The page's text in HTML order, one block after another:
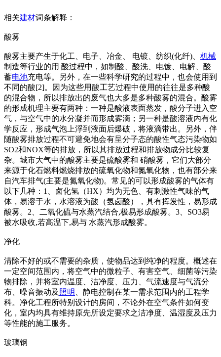
相关建材词条解释：
酸雾
酸雾主要产生于化工、电子、冶金、 电镀、纺织(化纤)、 机械
制造等行业的用 酸过程中，如制酸、酸洗、电镀、电解、酸
蓄电池充电等。另外，在一些科学研究的过程中，也会使用到
不同的酸[2]。因为这些用酸工艺过程中使用的往往是多种酸
的混合物，所以排放出的废气也大多是多种酸雾的混合。酸雾
的形成机理主要有两种：一种是酸液表面蒸发，酸分子进入空
气，与空气中的水分凝并而形成雾滴；另一种是酸溶液内有化
学反应，形成气泡上浮到液面后爆破，将液滴带出。另外，伴
随酸雾排放过程不可避免地会有呈分子态的酸性气态污染物如
SO2和NOX等的排放，所以其排放过程和排放物成分比较复
杂。城市大气中的酸雾主要是硫酸雾和 硝酸雾，它们大部分
来源于化石燃料燃烧排放的硫氧化物和氮氧化物，也有部分来
自汽车排气(主要是氮氧化物)。常见的可以形成酸雾的气体有
以下几种：1、卤化氢（HX）均为无色、有刺激性气味的气
体，易溶于水，水溶液为酸（氢卤酸），具有挥发性，易形成
酸雾。2、二氧化硫与水蒸汽结合,极易形成酸雾。3、SO3易
被水吸收,若高温下,易与 水蒸汽形成酸雾。
净化
清除不好的或不需要的杂质，使物品达到纯净的程度。概述在
一定空间范围内，将空气中的微粒子、有害空气、细菌等污染
物排除，并将室内温度、洁净度、压力、气流速度与气流分
布、噪音振动及 照明
、静电控制在某一需求范围内的工程学
科。净化工程所特别设计的房间，不论外在空气条件如何变
化，室内均具有维持原先所设定要求之洁净度、温湿度及压力
等性能的施工服务。
玻璃钢